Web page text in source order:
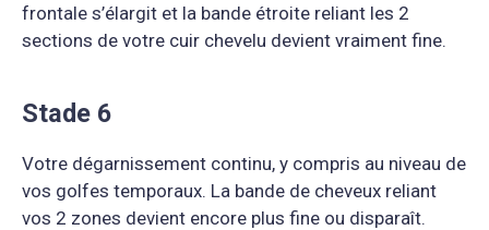
frontale s’élargit et la bande étroite reliant les 2
sections de votre cuir chevelu devient vraiment fine.
Stade 6
Votre dégarnissement continu, y compris au niveau de
vos golfes temporaux. La bande de cheveux reliant
vos 2 zones devient encore plus fine ou disparaît.